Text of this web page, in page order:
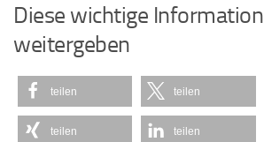
Diese wichtige Information
weitergeben
teilen teilen
teilen teilen